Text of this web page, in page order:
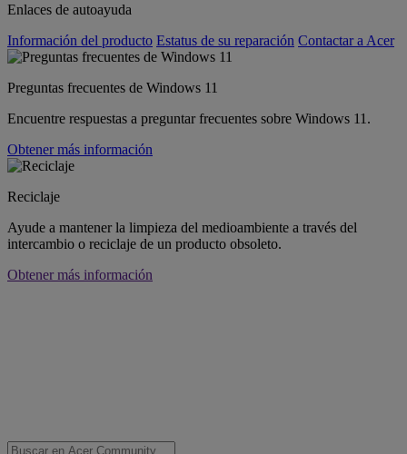
Enlaces de autoayuda
Información del producto Estatus de su reparación Contactar a Acer
Preguntas frecuentes de Windows 11
Encuentre respuestas a preguntar frecuentes sobre Windows 11.
Obtener más información
Reciclaje
Ayude a mantener la limpieza del medioambiente a través del
intercambio o reciclaje de un producto obsoleto.
Obtener más información